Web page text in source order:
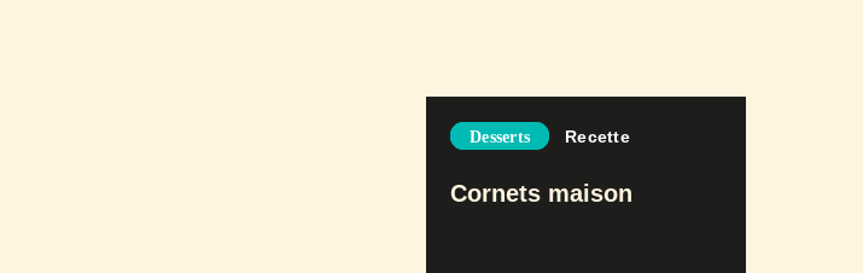
Desserts Recette
Cornets maison